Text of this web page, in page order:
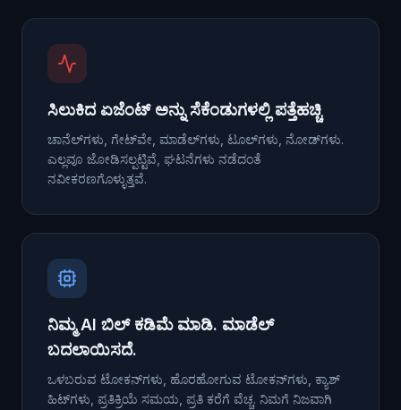
ಸಿಲುಕಿದ ಏಜೆಂಟ್ ಅನ್ನು ಸೆಕೆಂಡುಗಳಲ್ಲಿ ಪತ್ತೆಹಚ್ಚಿ
ಚಾನೆಲ್‌ಗಳು, ಗೇಟ್‌ವೇ, ಮಾಡೆಲ್‌ಗಳು, ಟೂಲ್‌ಗಳು, ನೋಡ್‌ಗಳು.
ಎಲ್ಲವೂ ಜೋಡಿಸಲ್ಪಟ್ಟಿವೆ, ಘಟನೆಗಳು ನಡೆದಂತೆ
ನವೀಕರಣಗೊಳ್ಳುತ್ತವೆ.
ನಿಮ್ಮ AI ಬಿಲ್ ಕಡಿಮೆ ಮಾಡಿ. ಮಾಡೆಲ್
ಬದಲಾಯಿಸದೆ.
ಒಳಬರುವ ಟೋಕನ್‌ಗಳು, ಹೊರಹೋಗುವ ಟೋಕನ್‌ಗಳು, ಕ್ಯಾಶ್
ಹಿಟ್‌ಗಳು, ಪ್ರತಿಕ್ರಿಯೆ ಸಮಯ, ಪ್ರತಿ ಕರೆಗೆ ವೆಚ್ಚ. ನಿಮಗೆ ನಿಜವಾಗಿ